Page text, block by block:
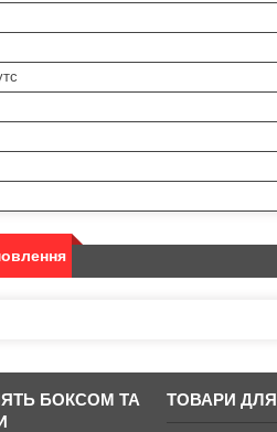
БОКСОМ ТА
ТОВАРИ